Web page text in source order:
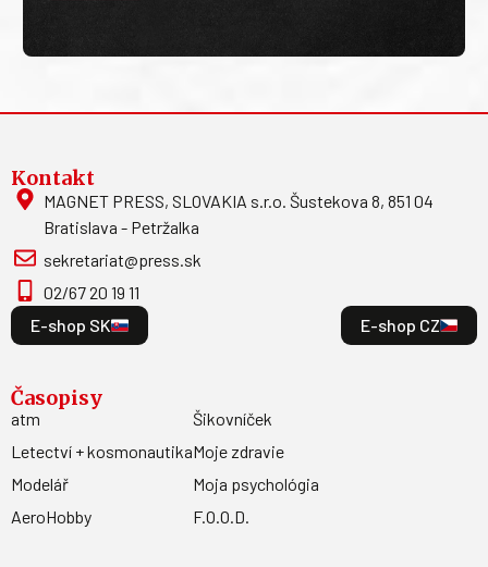
Kontakt
MAGNET PRESS, SLOVAKIA s.r.o. Šustekova 8, 851 04
Bratislava - Petržalka
sekretariat@press.sk
02/67 20 19 11
E-shop SK
E-shop CZ
Časopisy
atm
Letectví + kosmonautika
Modelář
AeroHobby
Šikovníček
Moje zdravie
Moja psychológia
F.O.O.D.